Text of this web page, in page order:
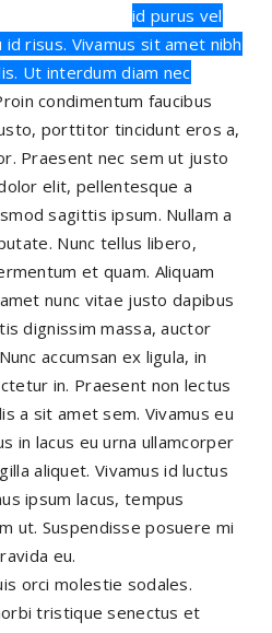
id purus vel
risus. Vivamus sit amet nibh
Ut interdum diam nec
condimentum faucibus
porttitor tincidunt eros a,
Praesent nec sem ut justo
elit, pellentesque a
sagittis ipsum. Nullam a
Nunc tellus libero,
et quam. Aliquam
nunc vitae justo dapibus
dignissim massa, auctor
accumsan ex ligula, in
in. Praesent non lectus
a sit amet sem. Vivamus eu
in lacus eu urna ullamcorper
aliquet. Vivamus id luctus
ipsum lacus, tempus
ut. Suspendisse posuere mi
eu.
orci molestie sodales.
tristique senectus et